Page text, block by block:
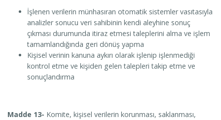
İşlenen verilerin münhasıran otomatik sistemler vasıtasıyla
analizler sonucu veri sahibinin kendi aleyhine sonuç
çıkması durumunda itiraz etmesi taleplerini alma ve işlem
tamamlandığında geri dönüş yapma
Kişisel verinin kanuna aykırı olarak işlenip işlenmediği
kontrol etme ve kişiden gelen talepleri takip etme ve
sonuçlandırma
Madde 13- Komite, kişisel verilerin korunması, saklanması,